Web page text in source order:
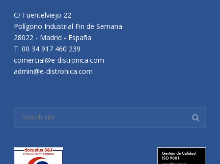
C/ Fuentelviejo 22
Polígono Industrial Fin de Semana
28022 - Madrid - España
T. 00 34 917 460 239
comercial@e-distronica.com
admin@e-distronica.com